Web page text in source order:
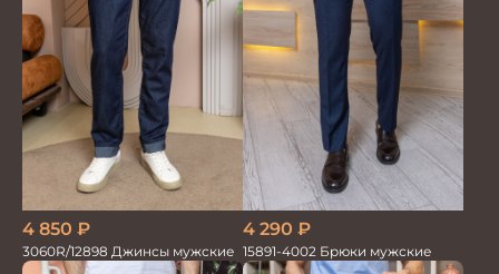
4 850 ₽
3060R/12898 Джинсы мужские
4 290 ₽
15891-4002 Брюки мужские